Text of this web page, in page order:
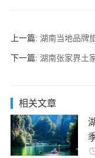
上一篇: 湖南当地品牌旅行社联
下一篇: 湖南张家界土
相关文章